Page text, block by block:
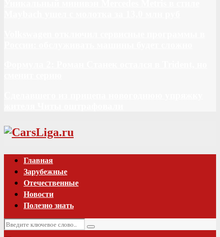
Vk
Главная
Зарубежные
Отечественные
Новости
Полезно знать
Искать:
Поиск